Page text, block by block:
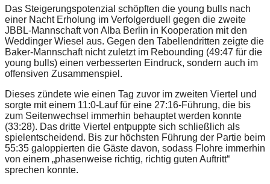
Das Steigerungspotenzial schöpften die young bulls nach
einer Nacht Erholung im Verfolgerduell gegen die zweite
JBBL-Mannschaft von Alba Berlin in Kooperation mit den
Weddinger Wiesel aus. Gegen den Tabellendritten zeigte die
Baker-Mannschaft nicht zuletzt im Rebounding (49:47 für die
young bulls) einen verbesserten Eindruck, sondern auch im
offensiven Zusammenspiel.
Dieses zündete wie einen Tag zuvor im zweiten Viertel und
sorgte mit einem 11:0-Lauf für eine 27:16-Führung, die bis
zum Seitenwechsel immerhin behauptet werden konnte
(33:28). Das dritte Viertel entpuppte sich schließlich als
spielentscheidend. Bis zur höchsten Führung der Partie beim
55:35 galoppierten die Gäste davon, sodass Flohre immerhin
von einem „phasenweise richtig, richtig guten Auftritt“
sprechen konnte.